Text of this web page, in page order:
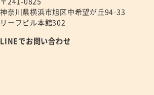
神奈川県横浜市旭区中希望が丘94-33
リーフビル本館302
LINEでお問い合わせ